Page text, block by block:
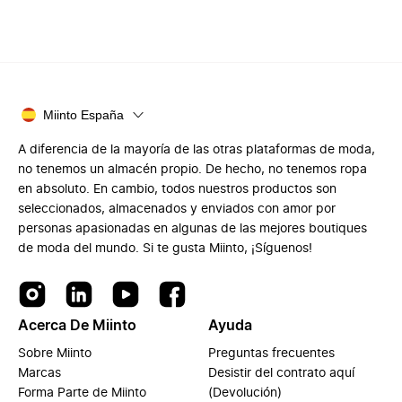
Miinto España
A diferencia de la mayoría de las otras plataformas de moda,
no tenemos un almacén propio. De hecho, no tenemos ropa
en absoluto. En cambio, todos nuestros productos son
seleccionados, almacenados y enviados con amor por
personas apasionadas en algunas de las mejores boutiques
de moda del mundo. Si te gusta Miinto, ¡Síguenos!
Acerca De Miinto
Sobre Miinto
Marcas
Forma Parte de Miinto
Ayuda
Preguntas frecuentes
Desistir del contrato aquí
(Devolución)